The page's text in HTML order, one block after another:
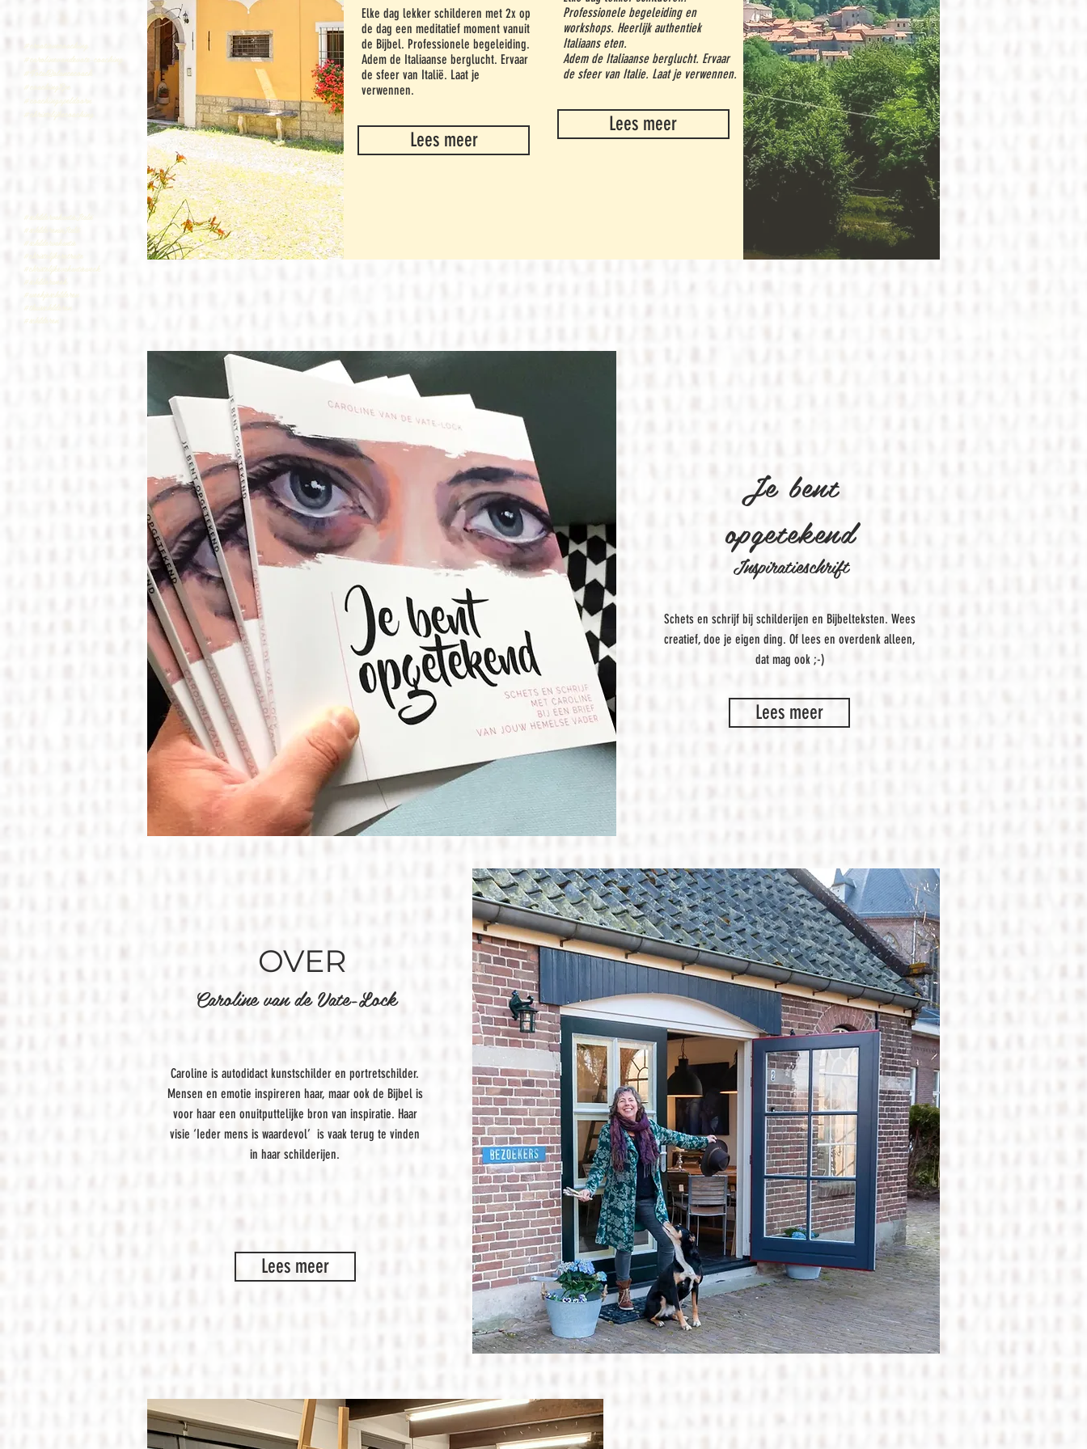
#creatievecoaching
#carolinevandevate-coaching
#TotalBalancecoach
#coachingEpe
#coachingapeldoorn
#christelijkecoaching
Elke dag lekker schilderen met 2x op
de dag een meditatief moment vanuit
de Bijbel. Professionele begeleiding.
Adem de Italiaanse berglucht. Ervaar
de sfeer van Italië. Laat je
verwennen.
Lees meer
Professionele begeleiding en
workshops. Heerlijk authentiek
Italiaans eten.
Adem de Italiaanse berglucht. Ervaar
de sfeer van Italie. Laat je verwennen.
Lees meer
#schildervakantieItalië
#schildereninItalië
#schildervakantie
#christelijkeretraite
#christelijkevakantieweek
#schilderweek
#weekjeschilderen
#thuisschilderen
#schilderen
Inspiratieschrift
Je bent
opgetekend
Schets en schrijf bij schilderijen en Bijbelteksten. Wees
creatief, doe je eigen ding. Of lees en overdenk alleen,
dat mag ook ;-)
Lees meer
OVER
Caroline van de Vate-Lock
Caroline is autodidact kunstschilder en portretschilder.
Mensen en emotie inspireren haar, maar ook de Bijbel is
voor haar een onuitputtelijke bron van inspiratie. Haar
visie ‘Ieder mens is waardevol’ is vaak terug te vinden
in haar schilderijen.
Lees meer